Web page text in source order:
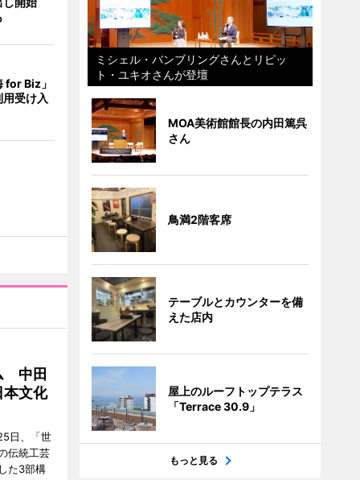
for Biz」
受け入
中田
文化
日、「世
伝統工芸
た3部構
ミシェル・バンブリングさんとリピッ
ト・ユキオさんが登壇
MOA美術館館長の内田篤呉
さん
鳥満2階客席
テーブルとカウンターを備
えた店内
屋上のルーフトップテラス
「Terrace 30.9」
もっと見る